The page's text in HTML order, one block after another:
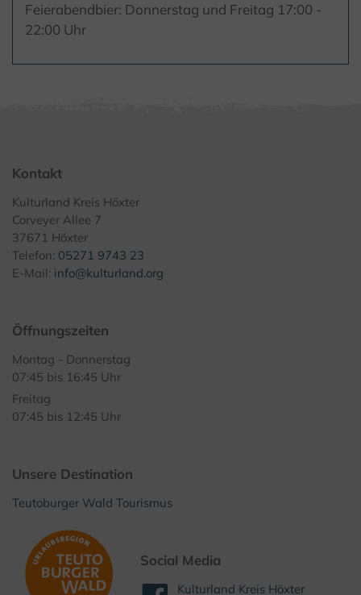
Feierabendbier: Donnerstag und Freitag 17:00 -
22:00 Uhr
Kontakt
Kulturland Kreis Höxter
Corveyer Allee 7
37671 Höxter
Telefon: 05271 9743 23
E-Mail: info@kulturland.org
Öffnungszeiten
Montag - Donnerstag
07:45 bis 16:45 Uhr
Freitag
07:45 bis 12:45 Uhr
Unsere Destination
Teutoburger Wald Tourismus
Social Media
Kulturland Kreis Höxter